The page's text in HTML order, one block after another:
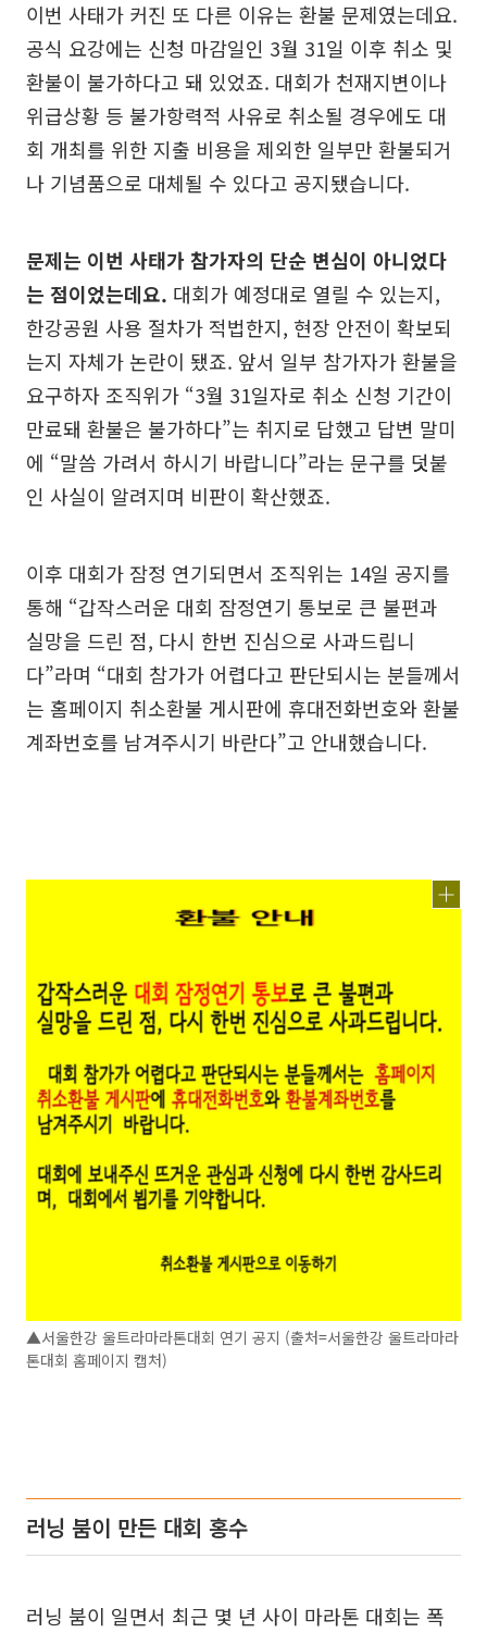
이번 사태가 커진 또 다른 이유는 환불 문제였는데요.
공식 요강에는 신청 마감일인 3월 31일 이후 취소 및
환불이 불가하다고 돼 있었죠. 대회가 천재지변이나
위급상황 등 불가항력적 사유로 취소될 경우에도 대
회 개최를 위한 지출 비용을 제외한 일부만 환불되거
나 기념품으로 대체될 수 있다고 공지됐습니다.
문제는 이번 사태가 참가자의 단순 변심이 아니었다
는 점이었는데요. 대회가 예정대로 열릴 수 있는지,
한강공원 사용 절차가 적법한지, 현장 안전이 확보되
는지 자체가 논란이 됐죠. 앞서 일부 참가자가 환불을
요구하자 조직위가 “3월 31일자로 취소 신청 기간이
만료돼 환불은 불가하다”는 취지로 답했고 답변 말미
에 “말씀 가려서 하시기 바랍니다”라는 문구를 덧붙
인 사실이 알려지며 비판이 확산했죠.
이후 대회가 잠정 연기되면서 조직위는 14일 공지를
통해 “갑작스러운 대회 잠정연기 통보로 큰 불편과
실망을 드린 점, 다시 한번 진심으로 사과드립니
다”라며 “대회 참가가 어렵다고 판단되시는 분들께서
는 홈페이지 취소환불 게시판에 휴대전화번호와 환불
계좌번호를 남겨주시기 바란다”고 안내했습니다.
▲서울한강 울트라마라톤대회 연기 공지 (출처=서울한강 울트라마라
톤대회 홈페이지 캡처)
러닝 붐이 만든 대회 홍수
러닝 붐이 일면서 최근 몇 년 사이 마라톤 대회는 폭